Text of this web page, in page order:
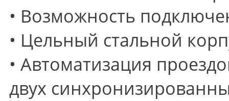
• Возможность
• Цельный стальной
• Автоматизация
двух